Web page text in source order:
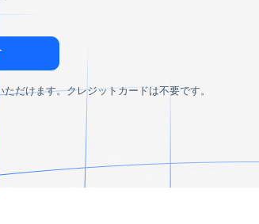
Google Cloud Storage
See all destinations
だけます。クレジットカードは不要です。